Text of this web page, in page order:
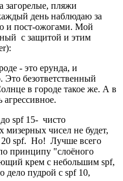
загорелые, пляжи
день наблюдаю за
и пост-ожогами. Мой
с защитой и этим
- это ерунда, и
Это безответственный
в городе такое же. А в
агрессивное.
spf 15- чисто
мизерных чисел не будет,
20 spf. Но! Лучше всего
принципу "слоёного
крем с небольшим spf,
дело пудрой с spf 10,